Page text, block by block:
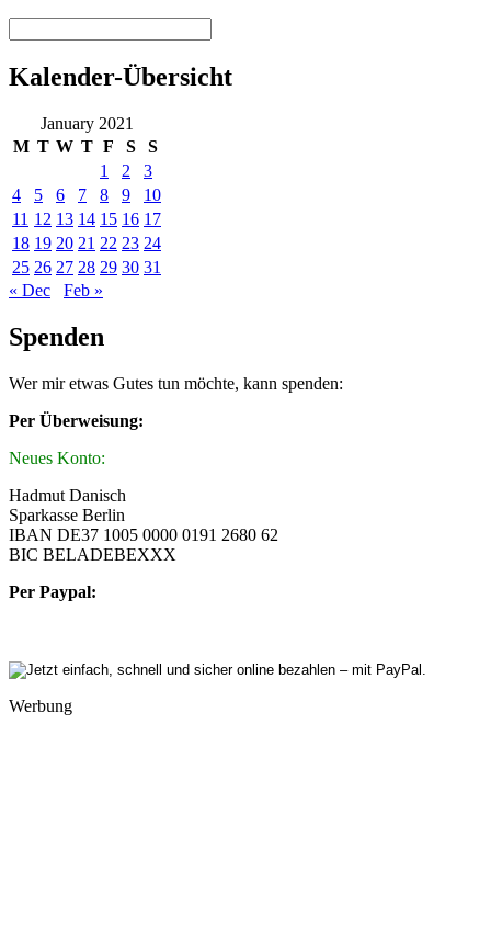
Kalender-Übersicht
January 2021
M T W T F S
S
1
2
3
4
5 6 7 8 9
10
11 12 13 14 15 16 17
18 19 20 21 22 23 24
25 26 27 28 29 30 31
« Dec
Feb »
Spenden
Wer mir etwas Gutes tun möchte, kann spenden:
Per Überweisung:
Neues Konto:
Hadmut Danisch
Sparkasse Berlin
IBAN DE37 1005 0000 0191 2680 62
BIC BELADEBEXXX
Per Paypal:
Werbung